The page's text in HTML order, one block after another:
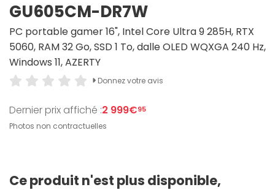
GU605CM-DR7W
PC portable gamer 16", Intel Core Ultra 9 285H, RTX
5060, RAM 32 Go, SSD 1 To, dalle OLED WQXGA 240 Hz,
Windows 11, AZERTY
Donnez votre avis
Dernier prix affiché :2 999€95
Photos non contractuelles
Ce produit n'est plus disponible,